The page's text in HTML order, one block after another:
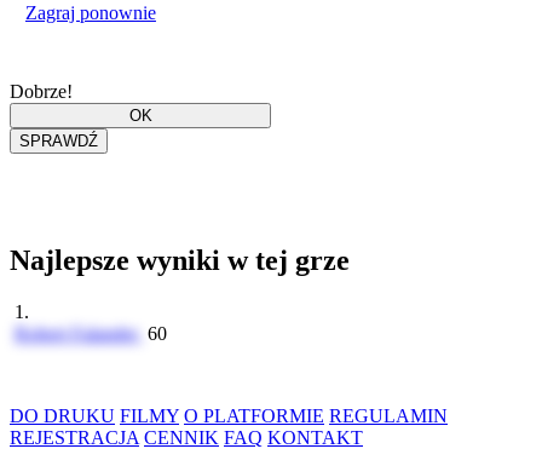
Zagraj ponownie
Dobrze!
Najlepsze wyniki w tej grze
1.
Robert Falander 60
DO DRUKU FILMY O PLATFORMIE REGULAMIN
REJESTRACJA CENNIK FAQ KONTAKT